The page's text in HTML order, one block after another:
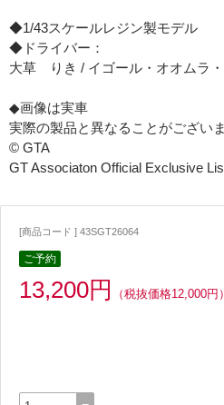
◆1/43スケールレジン製モデル
◆ドライバー：
大草 りき / イゴール・オオムラ
◆画像は実車
実際の製品と異なることがございま
© GTA
GT Associaton Official Exclusive
[商品コード ] 43SGT26064
ご予約
13,200円 （税抜価格12,000円）